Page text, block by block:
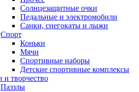
Солнцезащитные очки
Педальные и электромобили
Санки, снегокаты и лыжи
Спорт
Коньки
Мячи
Спортивные наборы
Детские спортивные комплексы
и творчество
Паззлы